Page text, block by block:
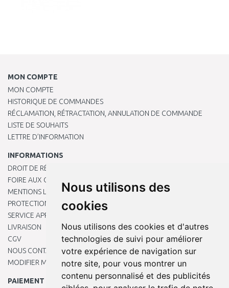
Nous utilisons des
cookies
Nous utilisons des cookies et d'autres
technologies de suivi pour améliorer
votre expérience de navigation sur
notre site, pour vous montrer un
contenu personnalisé et des publicités
MON COMPTE
MON COMPTE
HISTORIQUE DE COMMANDES
RÉCLAMATION, RÉTRACTATION, ANNULATION DE COMMANDE
LISTE DE SOUHAITS
LETTRE D’INFORMATION
INFORMATIONS
DROIT DE RÉTRACTATION
FOIRE AUX QUESTIONS
MENTIONS LÉGALES
PROTECTION DES DONNÉES PERSONNELLES
SERVICE APRÈS-VENTE
LIVRAISON
CGV
NOUS CONTACTER
MODIFIER MES PRÉFÉRENCES DE COOKIES
PAIEMENT EN LIGNE